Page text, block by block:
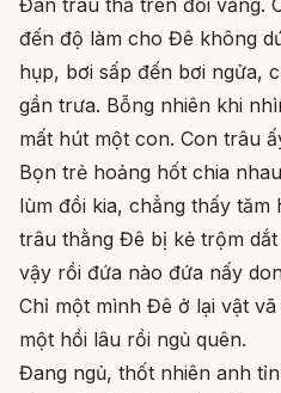
Đàn trâu thả trên đồi vắng.
đến độ làm cho Đê không
hụp, bơi sấp đến bơi ngửa,
gần trưa. Bỗng nhiên khi
mất hút một con. Con trâu
Bọn trẻ hoảng hốt chia
lùm đồi kia, chẳng thấy
trâu thằng Đê bị kẻ trộm
vậy rồi đứa nào đứa nấy
Chỉ một mình Đê ở lại vật
một hồi lâu rồi ngủ quên.
Đang ngủ, thốt nhiên anh